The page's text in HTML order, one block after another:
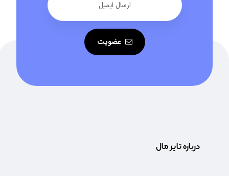
عضویت
درباره تایر مال